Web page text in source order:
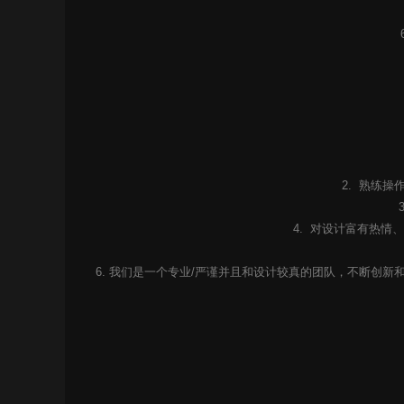
2. 熟练操
4. 对设计富有热情
6. 我们是一个专业/严谨并且和设计较真的团队，不断创新